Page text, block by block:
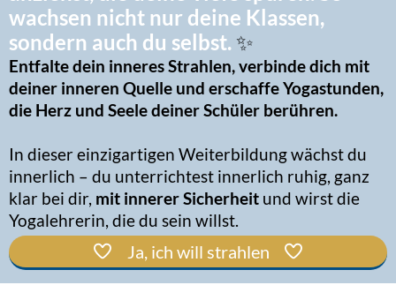
wachsen nicht nur deine Klassen,
sondern auch du selbst. ✨
Entfalte dein inneres Strahlen, verbinde dich mit
deiner inneren Quelle und erschaffe Yogastunden,
die Herz und Seele deiner Schüler berühren.
In dieser einzigartigen Weiterbildung wächst du
innerlich – du unterrichtest innerlich ruhig, ganz
klar bei dir, mit innerer Sicherheit und wirst die
Yogalehrerin, die du sein willst.
Ja, ich will strahlen